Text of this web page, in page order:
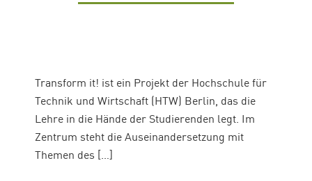
Transform it! ist ein Projekt der Hochschule für
Technik und Wirtschaft (HTW) Berlin, das die
Lehre in die Hände der Studierenden legt. Im
Zentrum steht die Auseinandersetzung mit
Themen des […]